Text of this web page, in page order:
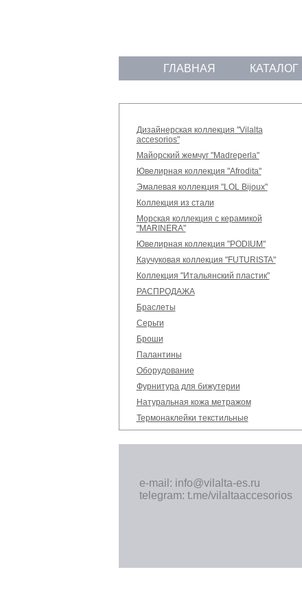
ГЛАВНАЯ КАТАЛОГ
Дизайнерская коллекция "Vilalta
accesorios"
Майорский жемчуг "Madreperla"
Ювелирная коллекция "Afrodita"
Эмалевая коллекция "LOL Bijoux"
Коллекция из стали
Морская коллекция с керамикой
"MARINERA"
Ювелирная коллекция "PODIUM"
Каучуковая коллекция "FUTURISTA"
Коллекция "Итальянский пластик"
РАСПРОДАЖА
Браслеты
Серьги
Броши
Палантины
Оборудование
Фурнитура для бижутерии
Натуральная кожа метражом
Термонаклейки текстильные
e-mail: info@vilalta-es.ru
telegram: t.me/vilaltaaccesorios